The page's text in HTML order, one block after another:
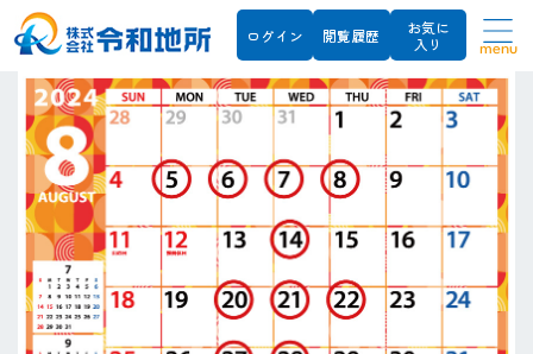
ログイン 閲覧履歴
お気に
入り
menu